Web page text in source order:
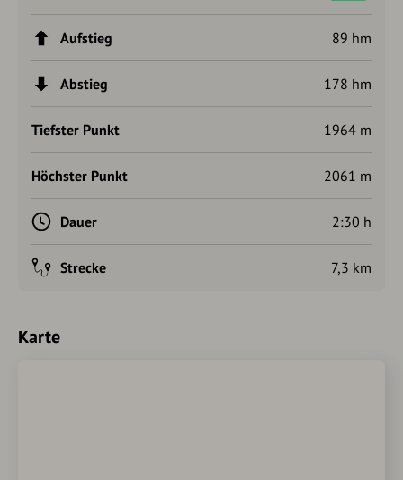
Aufstieg 89 hm
Abstieg 178 hm
Tiefster Punkt 1964 m
Höchster Punkt 2061 m
Dauer 2:30 h
Strecke 7,3 km
Karte